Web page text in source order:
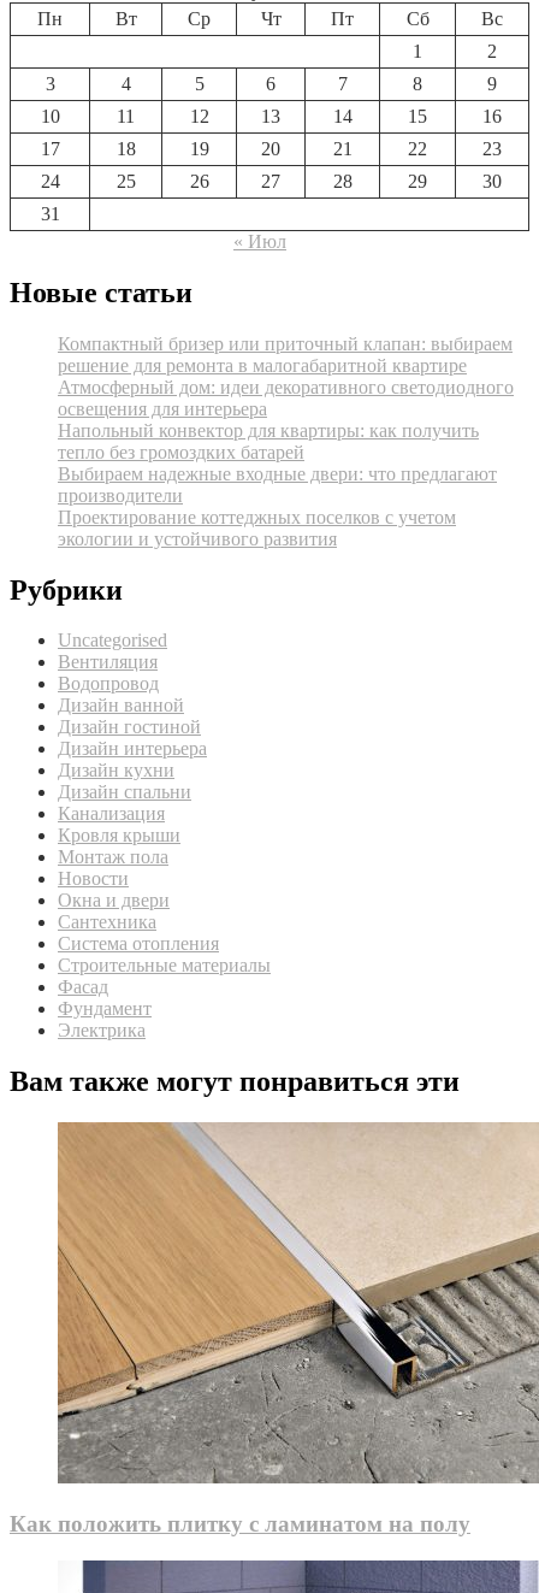
Пн
Вт Ср Чт Пт Сб
Вс
1
2
3
4 5 6 7 8
9
10
11 12 13 14 15
16
17
18 19 20 21 22
23
24
25 26 27 28 29
30
31
« Июл
Новые статьи
Компактный бризер или приточный клапан: выбираем
решение для ремонта в малогабаритной квартире
Атмосферный дом: идеи декоративного светодиодного
освещения для интерьера
Напольный конвектор для квартиры: как получить
тепло без громоздких батарей
Выбираем надежные входные двери: что предлагают
производители
Проектирование коттеджных поселков с учетом
экологии и устойчивого развития
Рубрики
Uncategorised
Вентиляция
Водопровод
Дизайн ванной
Дизайн гостиной
Дизайн интерьера
Дизайн кухни
Дизайн спальни
Канализация
Кровля крыши
Монтаж пола
Новости
Окна и двери
Сантехника
Система отопления
Строительные материалы
Фасад
Фундамент
Электрика
Вам также могут понравиться эти
Как положить плитку с ламинатом на полу